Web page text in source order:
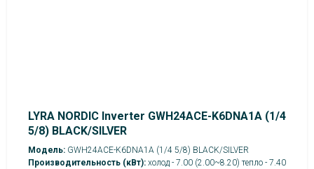
LYRA NORDIC Inverter GWH24ACE-K6DNA1A (1/4
5/8) BLACK/SILVER
Модель: GWH24ACE-K6DNA1A (1/4 5/8) BLACK/SILVER
Производительность (кВт): холод - 7.00 (2.00~8.20) тепло - 7.40